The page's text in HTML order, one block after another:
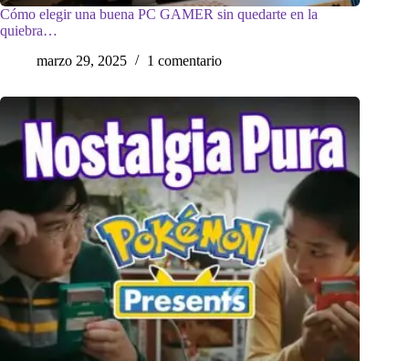
Cómo elegir una buena PC GAMER sin quedarte en la
quiebra…
marzo 29, 2025
1 comentario